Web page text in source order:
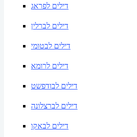
דילים לפראג
דילים לברלין
דילים לבטומי
דילים לרומא
דילים לבודפשט
דילים לברצלונה
דילים לבאקו